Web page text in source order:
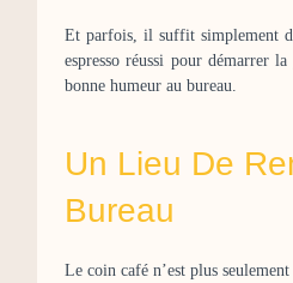
Et parfois, il suffit simplement
espresso réussi pour démarrer
bonne humeur au bureau.
Un Lieu De
Bureau
Le coin café n’est plus